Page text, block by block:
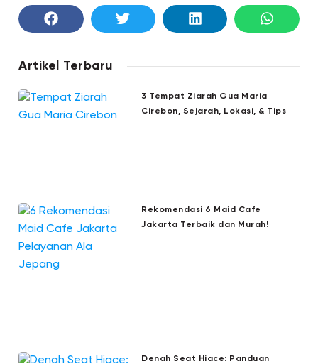
Artikel Terbaru
3 Tempat Ziarah Gua Maria
Cirebon, Sejarah, Lokasi, & Tips
Rekomendasi 6 Maid Cafe
Jakarta Terbaik dan Murah!
Denah Seat Hiace: Panduan